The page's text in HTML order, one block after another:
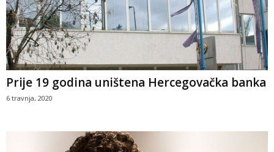
Prije 19 godina uništena Hercegovačka banka
6 travnja, 2020